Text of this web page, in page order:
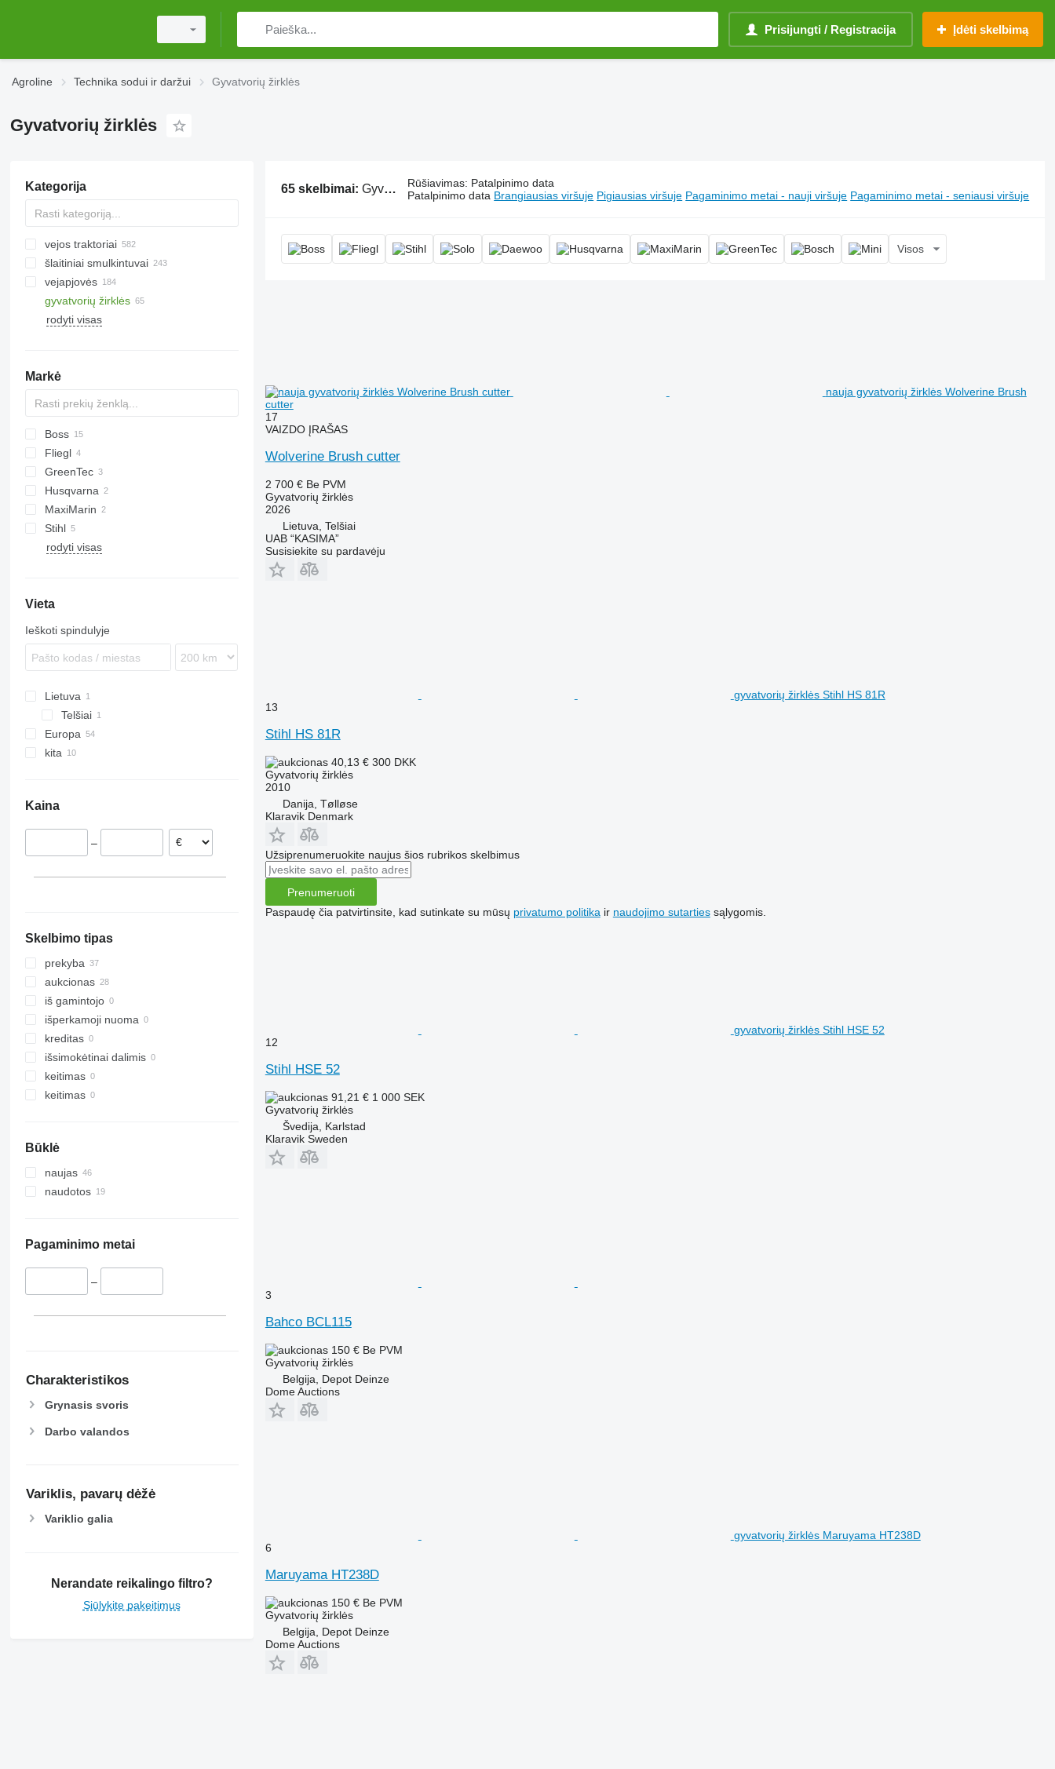
Prisijungti / Registracija Įdėti skelbimą
Agroline Technika sodui ir daržui Gyvatvorių žirklės
Gyvatvorių žirklės
Kategorija
vejos traktoriai
šlaitiniai smulkintuvai
vejapjovės
asmeninės apsaugos priemonės
karučiai
kastuvai
genėjimo žnyplės
kauptukai
gyvatvorių žirklės
rodyti visas
Markė
Boss
CK
Fliegl
GreenTec
Husqvarna
HHE
MaxiMarin
M-series
Stihl
HS
rodyti visas
Vieta
Ieškoti spindulyje
Lietuva
Telšiai
Europa
Prancūzija
Belgija
kita
Kaina
–
Skelbimo tipas
prekyba
aukcionas
iš gamintojo
išperkamoji nuoma
kreditas
išsimokėtinai dalimis
keitimas
keitimas
Būklė
naujas
naudotos
Pagaminimo metai
–
Charakteristikos
Grynasis svoris
Darbo valandos
Variklis, pavarų dėžė
Variklio galia
Nerandate reikalingo filtro?
Siūlykite pakeitimus
65 skelbimai: Gyvatvorių žirklės Rūšiavimas: Patalpinimo data
Patalpinimo data Brangiausias viršuje Pigiausias viršuje Pagaminimo metai - nauji viršuje Pagaminimo metai - seniausi viršuje
Visos
nauja gyvatvorių žirklės Wolverine Brush
cutter
17
VAIZDO ĮRAŠAS
Wolverine Brush cutter
2 700 € Be PVM
Gyvatvorių žirklės
2026
Lietuva, Telšiai
UAB “KASIMA”
Susisiekite su pardavėju
gyvatvorių žirklės Stihl HS 81R
13
Stihl HS 81R
40,13 € 300 DKK
Gyvatvorių žirklės
2010
Danija, Tølløse
Klaravik Denmark
Užsiprenumeruokite naujus šios rubrikos skelbimus
Prenumeruoti
Paspaudę čia patvirtinsite, kad sutinkate su mūsų privatumo politika ir naudojimo sutartiessąlygomis.
gyvatvorių žirklės Stihl HSE 52
12
Stihl HSE 52
91,21 € 1 000 SEK
Gyvatvorių žirklės
Švedija, Karlstad
Klaravik Sweden
3
Bahco BCL115
150 € Be PVM
Gyvatvorių žirklės
Belgija, Depot Deinze
Dome Auctions
gyvatvorių žirklės Maruyama HT238D
6
Maruyama HT238D
150 € Be PVM
Gyvatvorių žirklės
Belgija, Depot Deinze
Dome Auctions